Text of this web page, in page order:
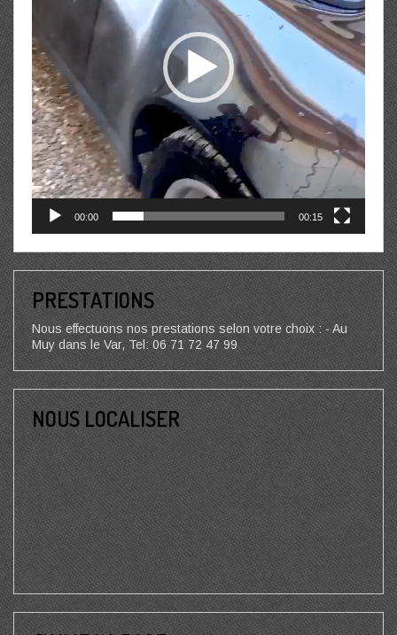
00:00 00:15
PRESTATIONS
Nous effectuons nos prestations selon votre choix : - Au
Muy dans le Var, Tel: 06 71 72 47 99
NOUS LOCALISER